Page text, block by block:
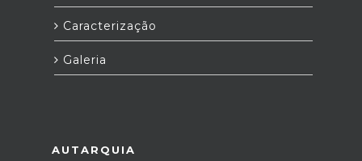
Caracterização
Galeria
AUTARQUIA